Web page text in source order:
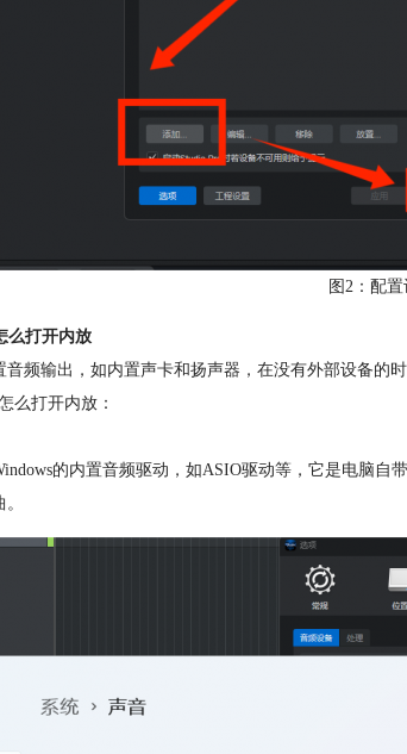
图2：配
么打开内放
音频输出，如内置声卡和扬声器，在没有外部设备
么打开内放：
的内置音频驱动，如ASIO驱动等，它是电脑
。